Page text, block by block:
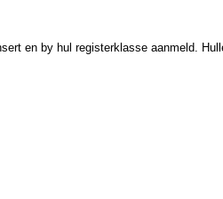
en by hul registerklasse aanmeld.